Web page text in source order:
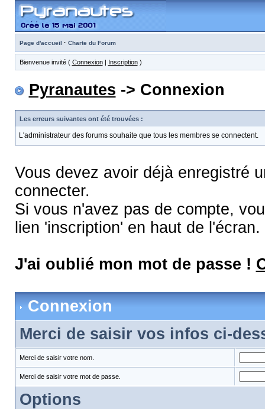
Page d'accueil · Charte du Forum
Bienvenue invité ( Connexion| Inscription)
Pyranautes -> Connexion
Les erreurs suivantes ont été trouvées :
L'administrateur des forums souhaite que tous les membres se connectent.
Vous devez avoir déjà enregistré
connecter.
Si vous n'avez pas de compte,
lien 'inscription' en haut de l'écran.
J'ai oublié mon mot de passe !
Connexion
Merci de saisir vos infos ci-
Merci de saisir votre nom.
Merci de saisir votre mot de passe.
Options